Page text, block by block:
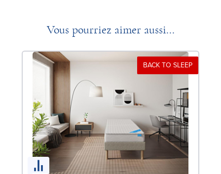
Vous pourriez aimer aussi...
BACK TO SLEEP